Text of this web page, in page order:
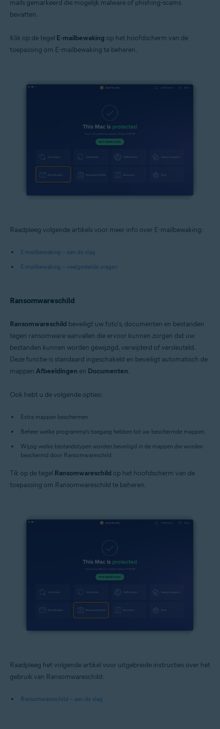
mails gemarkeerd die mogelijk malware of phishing-scams
bevatten.
Klik op de tegel E-mailbewaking op het hoofdscherm van de
toepassing om E-mailbewaking te beheren.
Raadpleeg volgende artikels voor meer info over E-mailbewaking:
E-mailbewaking – aan de slag
E-mailbewaking – veelgestelde vragen
Ransomwareschild
Ransomwareschild beveiligt uw foto's, documenten en bestanden
tegen ransomware-aanvallen die ervoor kunnen zorgen dat uw
bestanden kunnen worden gewijzigd, verwijderd of versleuteld.
Deze functie is standaard ingeschakeld en beveiligt automatisch de
mappen Afbeeldingen en Documenten.
Ook hebt u de volgende opties:
Extra mappen beschermen.
Beheer welke programma’s toegang hebben tot uw beschermde mappen.
Wijzig welke bestandstypen worden beveiligd in de mappen die worden
beschermd door Ransomwareschild.
Tik op de tegel Ransomwareschild op het hoofdscherm van de
toepassing om Ransomwareschild te beheren.
Raadpleeg het volgende artikel voor uitgebreide instructies over het
gebruik van Ransomwareschild:
Ransomwareschild – aan de slag